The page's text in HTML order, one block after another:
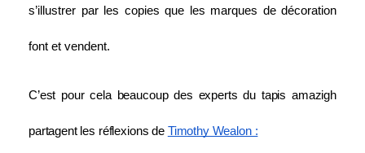
s’illustrer par les copies que les marques de décoration
font et vendent.
C’est pour cela beaucoup des experts du tapis amazigh
partagent les réflexions de Timothy Wealon :